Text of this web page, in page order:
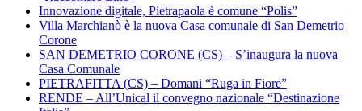
Innovazione digitale, Pietrapaola è comune “Polis”
Villa Marchianò è la nuova Casa comunale di San Demetrio
Corone
SAN DEMETRIO CORONE (CS) – S’inaugura la nuova
Casa Comunale
PIETRAFITTA (CS) – Domani “Ruga in Fiore”
RENDE – All’Unical il convegno nazionale “Destinazione